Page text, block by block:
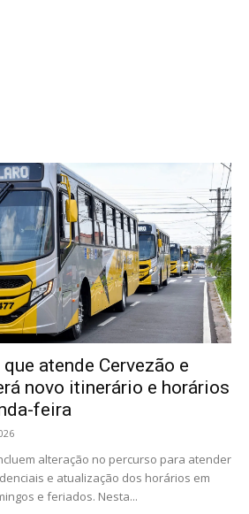
atende Cervezão e
novo itinerário e horários
feira
alteração no percurso para atender
e atualização dos horários em
e feriados. Nesta...